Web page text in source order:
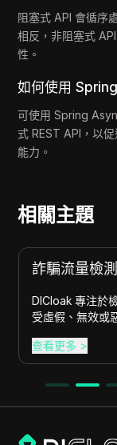
阻塞式 API 會循序
相反，非阻塞式
性。
如何使用
可使用 Spring
式 REST API，以
能力。
相關主題
詐騙流量檢測
DICloak 專注於
受虛假、無效或
查看更多 >